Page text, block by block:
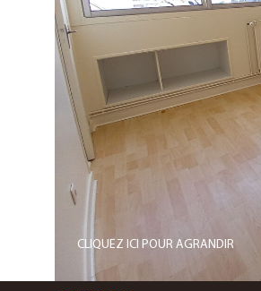
CLIQUEZ ICI POUR AGRANDIR